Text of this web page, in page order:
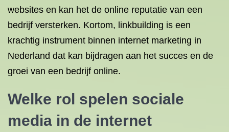
websites en kan het de online reputatie van een
bedrijf versterken. Kortom, linkbuilding is een
krachtig instrument binnen internet marketing in
Nederland dat kan bijdragen aan het succes en de
groei van een bedrijf online.
Welke rol spelen sociale
media in de internet